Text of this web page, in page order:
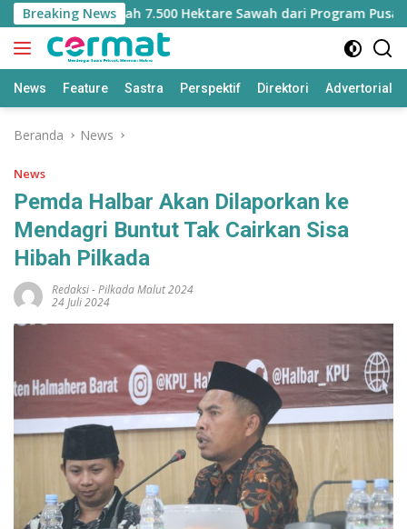
Langsung
ke
konten
Breaking NewsJatah 7.500 Hektare Sawah dari Program Pusat
News Feature Sastra Perspektif Direktori Advertorial
Beranda News
News
Pemda Halbar Akan Dilaporkan ke
Mendagri Buntut Tak Cairkan Sisa
Hibah Pilkada
Redaksi-Pilkada Malut 2024
24 Juli 2024